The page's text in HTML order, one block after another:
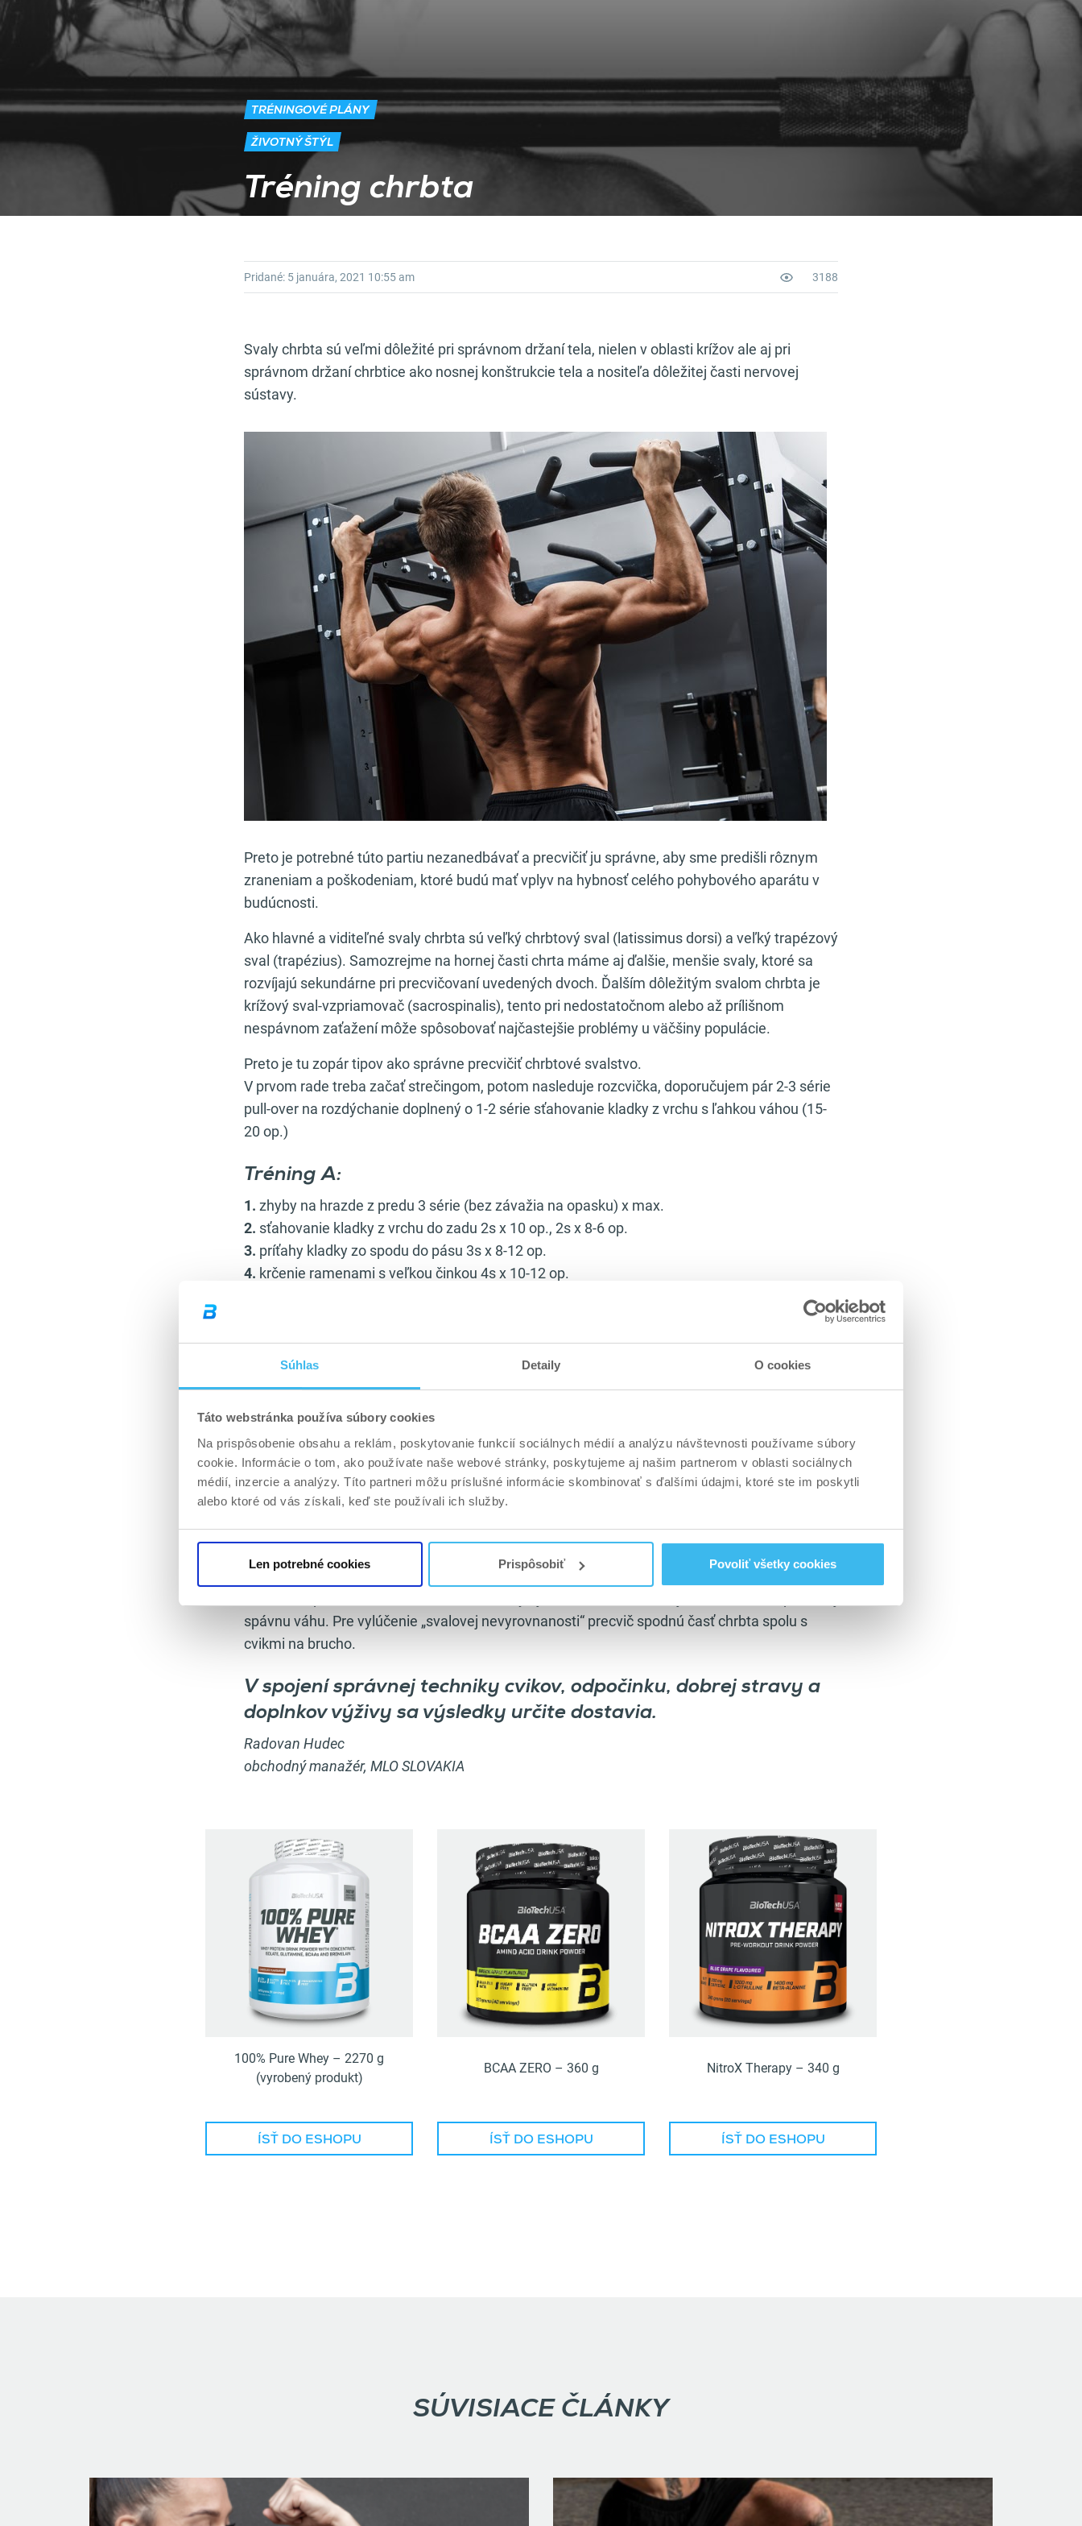
Súhlas Detaily O cookies
Táto webstránka používa súbory cookies
Na prispôsobenie obsahu a reklám, poskytovanie funkcií sociálnych médií a analýzu návštevnosti používame súbory
cookie. Informácie o tom, ako používate naše webové stránky, poskytujeme aj našim partnerom v oblasti sociálnych
médií, inzercie a analýzy. Títo partneri môžu príslušné informácie skombinovať s ďalšími údajmi, ktoré ste im poskytli
alebo ktoré od vás získali, keď ste používali ich služby.
Len potrebné cookies Prispôsobiť Povoliť všetky cookies
TRÉNINGOVÉ PLÁNY
ŽIVOTNÝ ŠTÝL
Tréning chrbta
Pridané: 5 januára, 2021 10:55 am 3188
Svaly chrbta sú veľmi dôležité pri správnom držaní tela, nielen v oblasti krížov ale aj pri
správnom držaní chrbtice ako nosnej konštrukcie tela a nositeľa dôležitej časti nervovej
sústavy.
Preto je potrebné túto partiu nezanedbávať a precvičiť ju správne, aby sme predišli rôznym
zraneniam a poškodeniam, ktoré budú mať vplyv na hybnosť celého pohybového aparátu v
budúcnosti.
Ako hlavné a viditeľné svaly chrbta sú veľký chrbtový sval (latissimus dorsi) a veľký trapézový
sval (trapézius). Samozrejme na hornej časti chrta máme aj ďalšie, menšie svaly, ktoré sa
rozvíjajú sekundárne pri precvičovaní uvedených dvoch. Ďalším dôležitým svalom chrbta je
krížový sval-vzpriamovač (sacrospinalis), tento pri nedostatočnom alebo až prílišnom
nespávnom zaťažení môže spôsobovať najčastejšie problémy u väčšiny populácie.
Preto je tu zopár tipov ako správne precvičiť chrbtové svalstvo.
V prvom rade treba začať strečingom, potom nasleduje rozcvička, doporučujem pár 2-3 série
pull-over na rozdýchanie doplnený o 1-2 série sťahovanie kladky z vrchu s ľahkou váhou (15-
20 op.)
Tréning A:
1. zhyby na hrazde z predu 3 série (bez závažia na opasku) x max.
2. sťahovanie kladky z vrchu do zadu 2s x 10 op., 2s x 8-6 op.
3. príťahy kladky zo spodu do pásu 3s x 8-12 op.
4. krčenie ramenami s veľkou činkou 4s x 10-12 op.
Tréning B:
sťahovanie kladky z predu 3 série x 10-15 op.
2.sťahovanie kladky za hlavu 3s x 10-15 op.
3.príťahy veľkej činky v predklone do pásu 3-4 s x 8-12 op.
4. krčenie ramenami s veľkou činkou 4s x 10-12 op.
5.mŕtvy ťah 4 s x 8-12op.
Tento tréning A (alebo B) doporučujem meniť cca po 6-8 týždňoch. Môžeš ho striedať medzi
zaradiť (hlavne mŕtvy ťah) raz za 7dní. Pre natrénovanie správnej techniky mŕtveho ťahu je
spávnu váhu. Pre vylúčenie „svalovej nevyrovnanosti“ precvič spodnú časť chrbta spolu s
cvikmi na brucho.
V spojení správnej techniky cvikov, odpočinku, dobrej stravy a
doplnkov výživy sa výsledky určite dostavia.
Radovan Hudec
obchodný manažér, MLO SLOVAKIA
100% Pure Whey – 2270 g
(vyrobený produkt)
ÍSŤ DO ESHOPU
BCAA ZERO – 360 g
ÍSŤ DO ESHOPU
NitroX Therapy – 340 g
ÍSŤ DO ESHOPU
SÚVISIACE ČLÁNKY